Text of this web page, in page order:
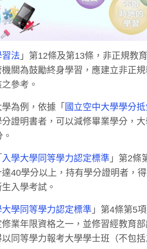
法 」第12條及第13條，非正規教
關為鼓勵終身學習，應建立非正
參考。
為例，依據「 國立空中大學學分
證明書者，可以減修畢業學分，
入學大學同等學力認定標準 」第2條
40學分以上，持有學分證明者，
入學考試。
大學同等學力認定標準 」第4條第5
業年限資格之一，並修習經教育
同等學力報考大學學士班（不包